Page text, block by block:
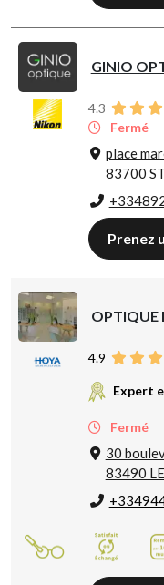
GINIO
4.3
Fermé
place
83700
Prenez
OPTIQUE
4.9
Expert
Fermé
30
83490